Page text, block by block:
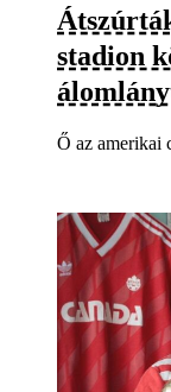
stadion
Ő az amerikai